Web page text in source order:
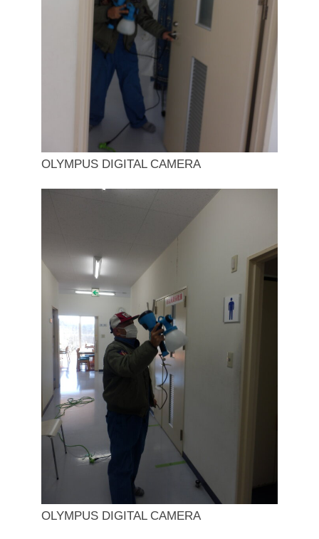
OLYMPUS DIGITAL CAMERA
OLYMPUS DIGITAL CAMERA